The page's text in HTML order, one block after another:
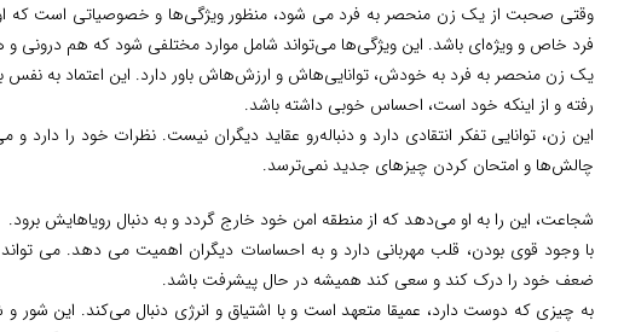
وقتی صحبت از یک زن منحصر به فرد می شود، منظور ویژگی‌ها و خصوصیاتی است که او
فرد خاص و ویژه‌ای باشد. این ویژگی‌ها می‌تواند شامل موارد مختلفی شود که هم درونی
یک زن منحصر به فرد به خودش، توانایی‌هاش و ارزش‌هاش باور دارد. این اعتماد به
رفته و از اینکه خود است، احساس خوبی داشته باشد.
این زن، توانایی تفکر انتقادی دارد و دنباله‌رو عقاید دیگران نیست. نظرات خود را دارد
چالش‌ها و امتحان کردن چیزهای جدید نمی‌ترسد.
شجاعت، این را به او می‌دهد که از منطقه امن خود خارج گردد و به دنبال رویاهایش برود.
با وجود قوی بودن، قلب مهربانی دارد و به احساسات دیگران اهمیت می دهد. می‌
ضعف خود را درک کند و سعی کند همیشه در حال پیشرفت باشد.
به چیزی که دوست دارد، عمیقا متعهد است و با اشتیاق و انرژی دنبال می‌کند. این شور